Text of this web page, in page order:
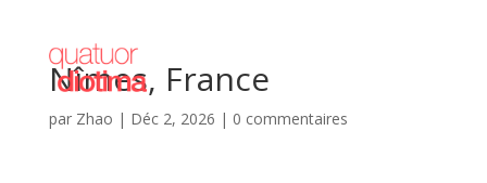
Nîmes, France
par Zhao | Déc 2, 2026 | 0 commentaires